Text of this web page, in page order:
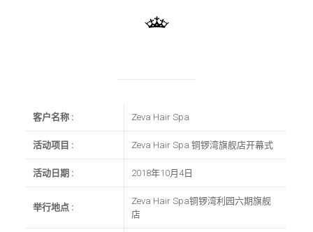
客户名称 : Zeva Hair Spa
活动项目 : Zeva Hair Spa 铜锣湾旗舰店开幕式
活动日期 : 2018年10月4日
举行地点 :
Zeva Hair Spa铜锣湾利园六期旗舰
店